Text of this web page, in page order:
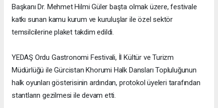
Başkanı Dr. Mehmet Hilmi Güler başta olmak üzere, festivale
katkı sunan kamu kurum ve kuruluşlar ile özel sektör
temsilcilerine plaket takdim edildi.
YEDAŞ Ordu Gastronomi Festivali, İl Kültür ve Turizm
Müdürlüğü ile Gürcistan Khorumi Halk Dansları Topluluğunun
halk oyunları gösterisinin ardından, protokol üyeleri tarafından
stantların gezilmesi ile devam etti.